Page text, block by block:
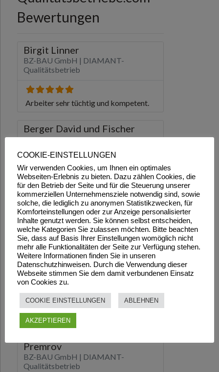
COOKIE-EINSTELLUNGEN
Wir verwenden Cookies, um Ihnen ein optimales
Webseiten-Erlebnis zu bieten. Dazu zählen Cookies, die
für den Betrieb der Seite und für die Steuerung unserer
kommerziellen Unternehmensziele notwendig sind, sowie
solche, die lediglich zu anonymen Statistikzwecken, für
Komforteinstellungen oder zur Anzeige personalisierter
Inhalte genutzt werden. Sie können selbst entscheiden,
welche Kategorien Sie zulassen möchten. Bitte beachten
Sie, dass auf Basis Ihrer Einstellungen womöglich nicht
mehr alle Funktionalitäten der Seite zur Verfügung stehen.
Weitere Informationen finden Sie in unseren
Datenschutzhinweisen. Durch die Verwendung dieser
Webseite stimmen Sie dem damit verbundenen Einsatz
von Cookies zu.
COOKIE EINSTELLUNGEN ABLEHNEN
AKZEPTIEREN